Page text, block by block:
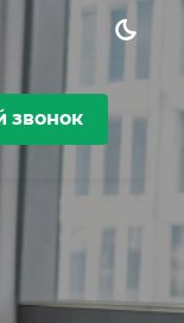
звонок